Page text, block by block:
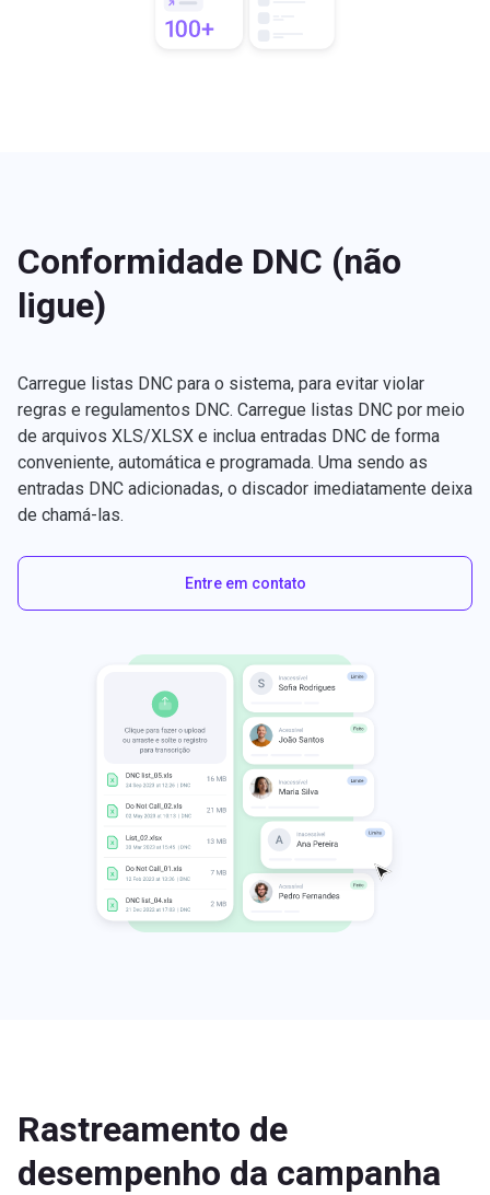
Conformidade DNC (não
ligue)
Carregue listas DNC para o sistema, para evitar violar
regras e regulamentos DNC. Carregue listas DNC por meio
de arquivos XLS/XLSX e inclua entradas DNC de forma
conveniente, automática e programada. Uma sendo as
entradas DNC adicionadas, o discador imediatamente deixa
de chamá-las.
Entre em contato
Rastreamento de
desempenho da campanha